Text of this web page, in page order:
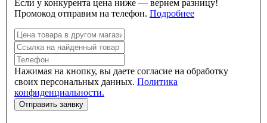
Если у конкурента цена ниже — вернем разницу!
Промокод отправим на телефон. Подробнее
Нажимая на кнопку, вы даете согласие на обработку
своих персональных данных. Политика
конфиденциальности.